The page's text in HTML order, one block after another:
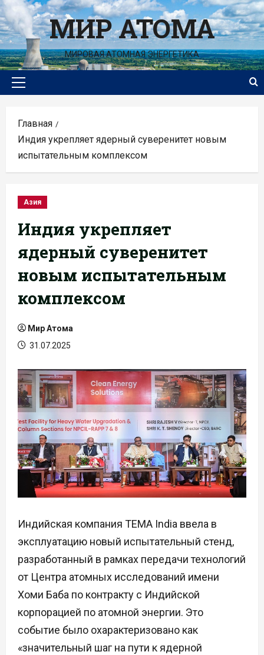
Перейти
к
содержимомуМИР АТОМА
МИРОВАЯ АТОМНАЯ ЭНЕРГЕТИКА
Основное
Главная
Индия укрепляет ядерный суверенитет новым
испытательным комплексом
Азия
Индия укрепляет
ядерный суверенитет
новым испытательным
комплексом
Мир Атома
31.07.2025
Индийская компания TEMA India ввела в
эксплуатацию новый испытательный стенд,
разработанный в рамках передачи технологий
от Центра атомных исследований имени
Хоми Баба по контракту с Индийской
корпорацией по атомной энергии. Это
событие было охарактеризовано как
«значительный шаг на пути к ядерной